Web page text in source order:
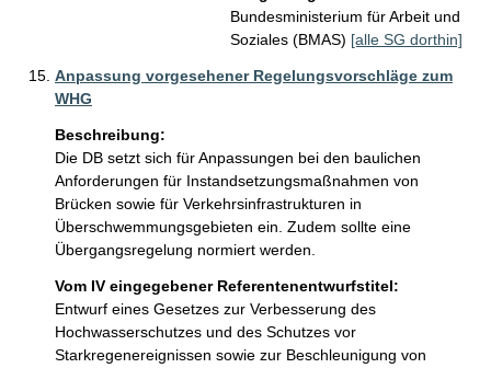
Bundesministerium für Arbeit und
Soziales (BMAS) [alle SG dorthin]
Anpassung vorgesehener Regelungsvorschläge zum
WHG
Beschreibung:
Die DB setzt sich für Anpassungen bei den baulichen
Anforderungen für Instandsetzungsmaßnahmen von
Brücken sowie für Verkehrsinfrastrukturen in
Überschwemmungsgebieten ein. Zudem sollte eine
Übergangsregelung normiert werden.
Vom IV eingegebener Referentenentwurfstitel:
Entwurf eines Gesetzes zur Verbesserung des
Hochwasserschutzes und des Schutzes vor
Starkregenereignissen sowie zur Beschleunigung von